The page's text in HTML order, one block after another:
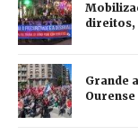
direitos,
Grande
Ourense